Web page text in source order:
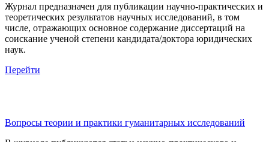
Журнал предназначен для публикации научно-практических и
теоретических результатов научных исследований, в том
числе, отражающих основное содержание диссертаций на
соискание ученой степени кандидата/доктора юридических
наук.
Перейти
Вопросы теории и практики гуманитарных исследований